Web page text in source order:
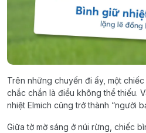
Trên những chuyến đi ấy, một
chắc chắn là điều không thể thiếu.
nhiệt Elmich cũng trở thành “người
Giữa tờ mờ sáng ở núi rừng, chiếc